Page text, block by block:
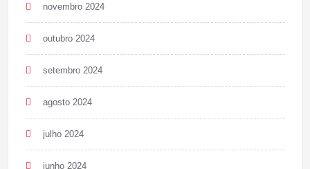
novembro 2024
outubro 2024
setembro 2024
agosto 2024
julho 2024
junho 2024